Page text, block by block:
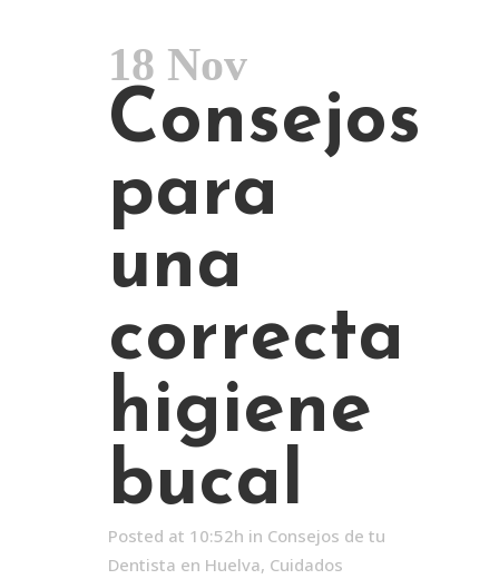
18 Nov
Consejos
para
una
correcta
higiene
bucal
Posted at 10:52h in Consejos de tu
Dentista en Huelva, Cuidados